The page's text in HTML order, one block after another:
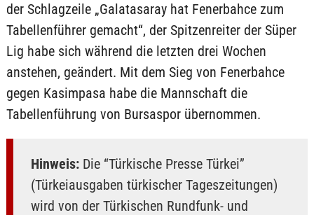
der Schlagzeile „Galatasaray hat Fenerbahce zum
Tabellenführer gemacht“, der Spitzenreiter der Süper
Lig habe sich während die letzten drei Wochen
anstehen, geändert. Mit dem Sieg von Fenerbahce
gegen Kasimpasa habe die Mannschaft die
Tabellenführung von Bursaspor übernommen.
Hinweis: Die “Türkische Presse Türkei”
(Türkeiausgaben türkischer Tageszeitungen)
wird von der Türkischen Rundfunk- und